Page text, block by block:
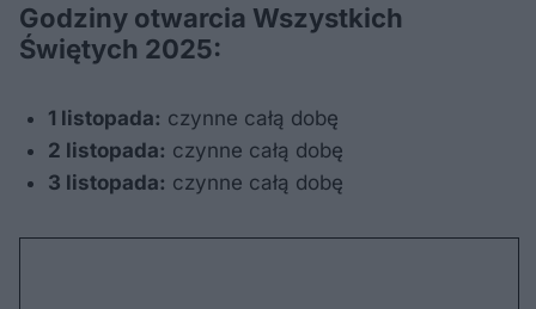
Godziny otwarcia Wszystkich
Świętych 2025:
1 listopada: czynne całą dobę
2 listopada: czynne całą dobę
3 listopada: czynne całą dobę